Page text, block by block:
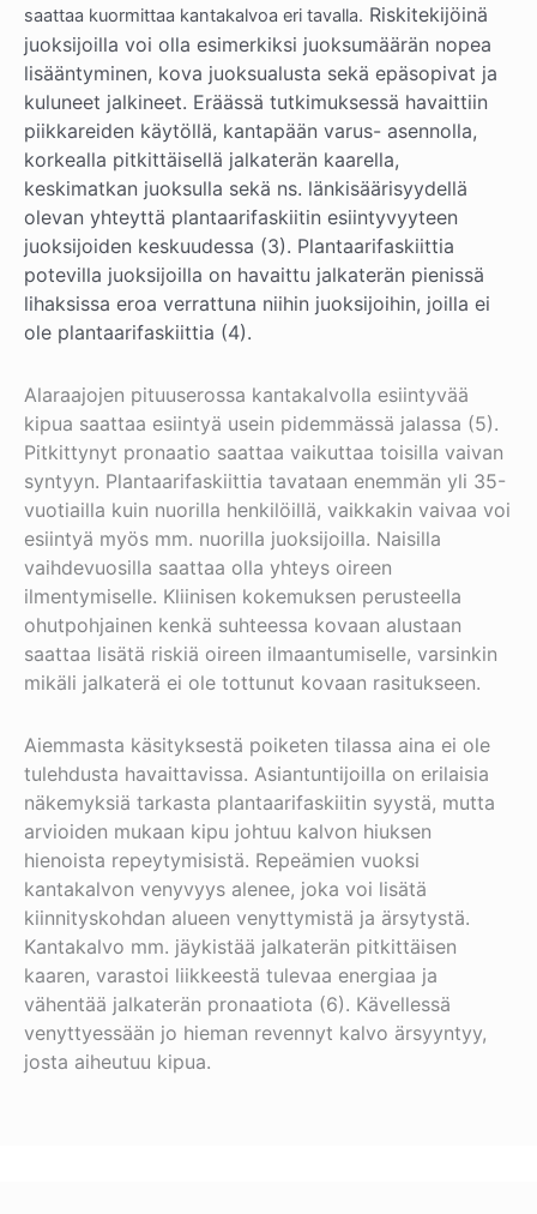
saattaa kuormittaa kantakalvoa eri tavalla. Riskitekijöinä
juoksijoilla voi olla esimerkiksi juoksumäärän nopea
lisääntyminen, kova juoksualusta sekä epäsopivat ja
kuluneet jalkineet. Eräässä tutkimuksessä havaittiin
piikkareiden käytöllä, kantapään varus- asennolla,
korkealla pitkittäisellä jalkaterän kaarella,
keskimatkan juoksulla sekä ns. länkisäärisyydellä
olevan yhteyttä plantaarifaskiitin esiintyvyyteen
juoksijoiden keskuudessa (3). Plantaarifaskiittia
potevilla juoksijoilla on havaittu jalkaterän pienissä
lihaksissa eroa verrattuna niihin juoksijoihin, joilla ei
ole plantaarifaskiittia (4).
Alaraajojen pituuserossa kantakalvolla esiintyvää
kipua saattaa esiintyä usein pidemmässä jalassa (5).
Pitkittynyt pronaatio saattaa vaikuttaa toisilla vaivan
syntyyn. Plantaarifaskiittia tavataan enemmän yli 35-
vuotiailla kuin nuorilla henkilöillä, vaikkakin vaivaa voi
esiintyä myös mm. nuorilla juoksijoilla. Naisilla
vaihdevuosilla saattaa olla yhteys oireen
ilmentymiselle. Kliinisen kokemuksen perusteella
ohutpohjainen kenkä suhteessa kovaan alustaan
saattaa lisätä riskiä oireen ilmaantumiselle, varsinkin
mikäli jalkaterä ei ole tottunut kovaan rasitukseen.
Aiemmasta käsityksestä poiketen tilassa aina ei ole
tulehdusta havaittavissa. Asiantuntijoilla on erilaisia
näkemyksiä tarkasta plantaarifaskiitin syystä, mutta
arvioiden mukaan kipu johtuu kalvon hiuksen
hienoista repeytymisistä. Repeämien vuoksi
kantakalvon venyvyys alenee, joka voi lisätä
kiinnityskohdan alueen venyttymistä ja ärsytystä.
Kantakalvo mm. jäykistää jalkaterän pitkittäisen
kaaren, varastoi liikkeestä tulevaa energiaa ja
vähentää jalkaterän pronaatiota (6). Kävellessä
venyttyessään jo hieman revennyt kalvo ärsyyntyy,
josta aiheutuu kipua.